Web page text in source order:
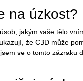
na úzkost?
jakým vaše tělo
že CBD může
se o tomto